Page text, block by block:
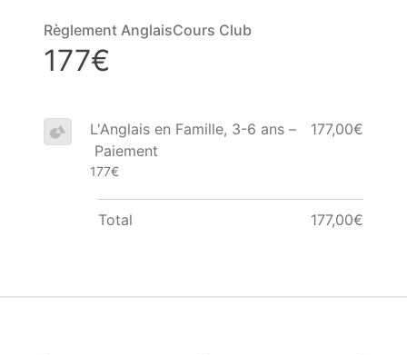
Règlement AnglaisCours Club
177€
L'Anglais en Famille, 3-6 ans –
Paiement
177€
177,00€
Total 177,00€